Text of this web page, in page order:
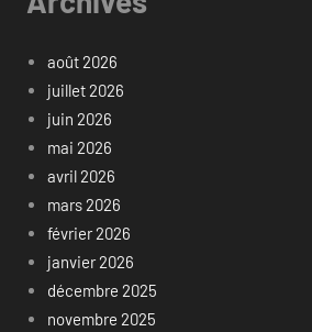
août 2026
juillet 2026
juin 2026
mai 2026
avril 2026
mars 2026
février 2026
janvier 2026
décembre 2025
novembre 2025